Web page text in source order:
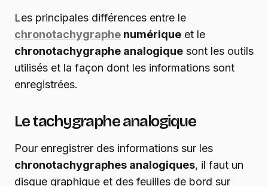
Les principales différences entre le
chronotachygraphe numérique et le
chronotachygraphe analogique sont les outils
utilisés et la façon dont les informations sont
enregistrées.
Le tachygraphe analogique
Pour enregistrer des informations sur les
chronotachygraphes analogiques, il faut un
disque graphique et des feuilles de bord sur